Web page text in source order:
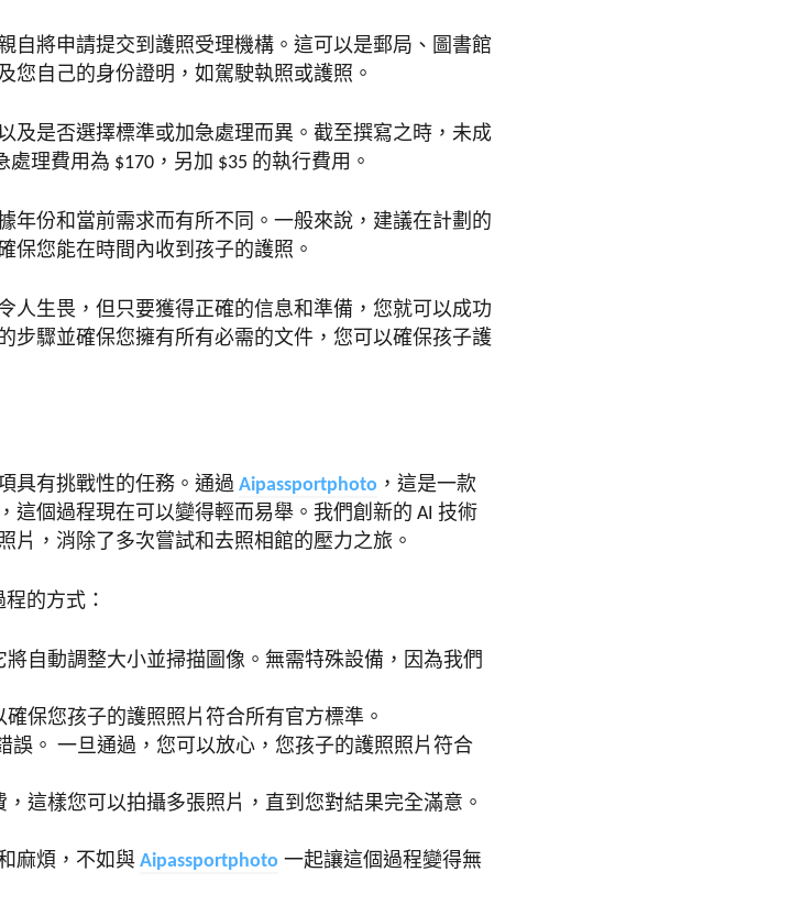
自將申請提交到護照受理機構。這可以是郵局、圖書館
您自己的身份證明，如駕駛執照或護照。
及是否選擇標準或加急處理而異。截至撰寫之時，未成
理費用為 $170，另加 $35 的執行費用。
年份和當前需求而有所不同。一般來說，建議在計劃的
保您能在時間內收到孩子的護照。
人生畏，但只要獲得正確的信息和準備，您就可以成功
步驟並確保您擁有所有必需的文件，您可以確保孩子護
具有挑戰性的任務。通過Aipassportphoto ，這是一款
這個過程現在可以變得輕而易舉。我們創新的 AI 技術
片，消除了多次嘗試和去照相館的壓力之旅。
的方式：
自動調整大小並掃描圖像。無需特殊設備，因為我們
保您孩子的護照照片符合所有官方標準。
誤。 一旦通過，您可以放心，您孩子的護照照片符合
這樣您可以拍攝多張照片，直到您對結果完全滿意。
麻煩，不如與Aipassportphoto 一起讓這個過程變得無